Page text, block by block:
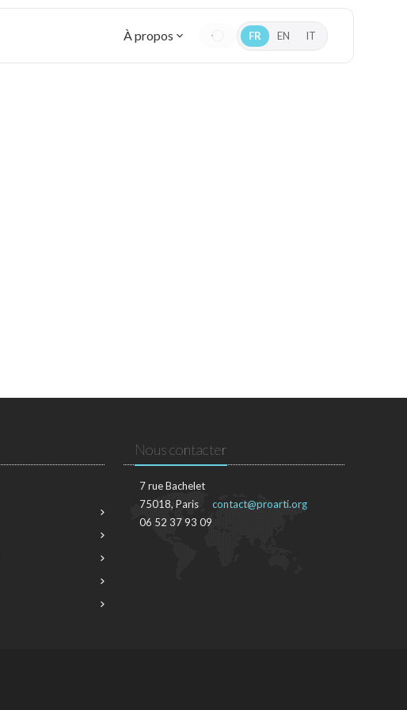
À propos FR EN IT
Nous contacter
7 rue Bachelet
75018, Paris
06 52 37 93 09
contact@proarti.org